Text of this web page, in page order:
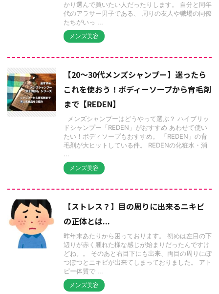
かり選んで買いたい人だったりします。 自分と同年
代のアラサー男子である、 周りの友人や職場の同僚
たちがいっ ...
メンズ美容
【20〜30代メンズシャンプー】迷ったら
これを使おう！ボディーソープから育毛剤
まで【REDEN】
メンズシャンプーはどうやって選ぶ？ ハイブリッ
ドシャンプー「REDEN」がおすすめ あわせて使い
たい！ボディソープもおすすめ。 「REDEN」の育
毛剤が大ヒットしている件。 REDENの化粧水・消
...
メンズ美容
【ストレス？】目の周りに出来るニキビ
の正体とは...
昨年末あたりから困っております。 初めは左目の下
辺りが赤く腫れた様な感じが始まりだったんですけ
どね。。 そのあと右目下にも出来、両目の周りにぽ
つぽつとニキビが出来てしまっておりました。 アト
ピー体質で ...
メンズ美容